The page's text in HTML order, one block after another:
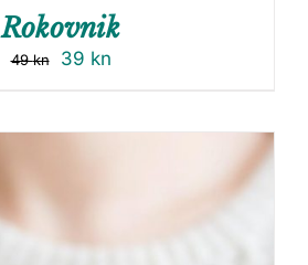
Rokovnik
49kn 39 kn